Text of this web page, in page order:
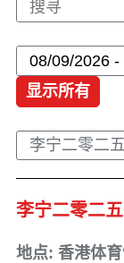
显示所有
李宁二零二
李宁二零二
地点: 香港体